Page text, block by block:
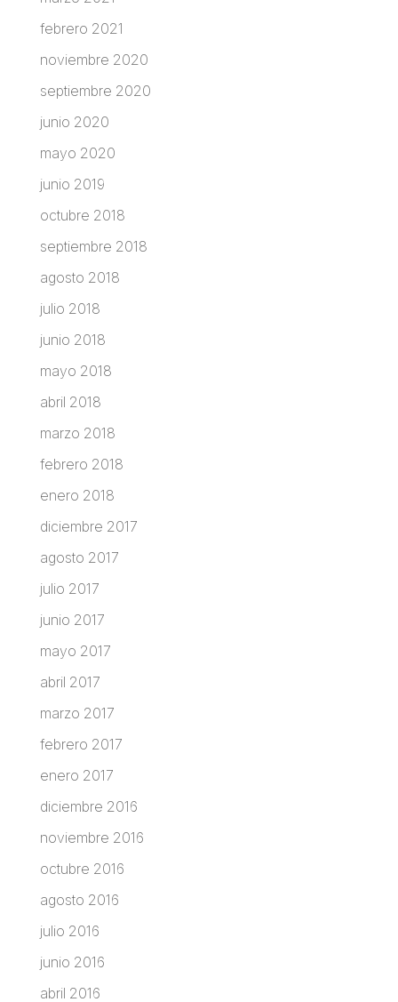
febrero 2021
noviembre 2020
septiembre 2020
junio 2020
mayo 2020
junio 2019
octubre 2018
septiembre 2018
agosto 2018
julio 2018
junio 2018
mayo 2018
abril 2018
marzo 2018
febrero 2018
enero 2018
diciembre 2017
agosto 2017
julio 2017
junio 2017
mayo 2017
abril 2017
marzo 2017
febrero 2017
enero 2017
diciembre 2016
noviembre 2016
octubre 2016
agosto 2016
julio 2016
junio 2016
abril 2016